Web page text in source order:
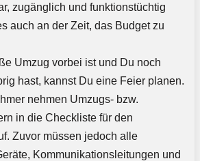
zugänglich und funktionstüchtig
auch an der Zeit, das Budget zu
Umzug vorbei ist und Du noch
hast, kannst Du eine Feier planen.
nehmen Umzugs- bzw.
in die Checkliste für den
Zuvor müssen jedoch alle
Kommunikationsleitungen und